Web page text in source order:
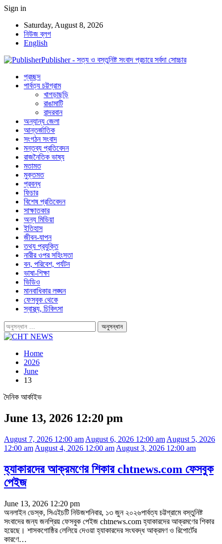
Sign in
Saturday, August 8, 2026
নিউজ ব্লগ
English
Publisher - সত্য ও বস্তুনিষ্ট সংবাদ প্রচারে সর্বদা সোচ্চার
প্রচ্ছদ
পার্বত্য চট্টগ্রাম
খাগড়াছড়ি
রাঙামাটি
বান্দরবান
অন্যান্য জেলা
আন্তর্জাতিক
সংগঠন সংবাদ
মন্তব্য প্রতিবেদন
রাজনৈতিক ভাষ্য
মতামত
মুক্তমত
প্রবন্ধ
ফিচার
বিশেষ প্রতিবেদন
সাক্ষাতকার
অন্য মিডিয়া
ইতিহাস
জীবন-যাপন
তথ্য প্রযুক্তি
নারীর ওপর সহিংসতা
বন, পরিবেশ, পর্যটন
ভাষা-শিক্ষা
ভিডিও
মানবাধিকার লঙ্ঘন
ফেসবুক থেকে
স্বাস্থ্য, চিকিৎসা
Home
2026
June
13
দৈনিক আর্কাইভ
June 13, 2026 12:20 pm
August 7, 2026 12:00 am August 6, 2026 12:00 am August 5, 2026
12:00 am August 4, 2026 12:00 am August 3, 2026 12:00 am
হ্যাকারদের আক্রমণের শিকার chtnews.com ফেসবুক
পেইজ
June 13, 2026 12:20 pm
অনলাইন ডেস্ক, সিএইচটি নিউজশনিবার, ১৩ জুন ২০২৬পার্বত্য চট্টগ্রামে বস্তুনিষ্ট
সংবাদের জন্য জনপ্রিয় ফেসবুক পেইজ chtnews.com হ্যাকারদের আক্রমণের শিকার
হয়েছে। শাসকগোষ্ঠির লেলিয়ে দেওয়া হ্যাকারদের সংঘবদ্ধ আক্রমণ ও রিপোর্টের
কারণে…